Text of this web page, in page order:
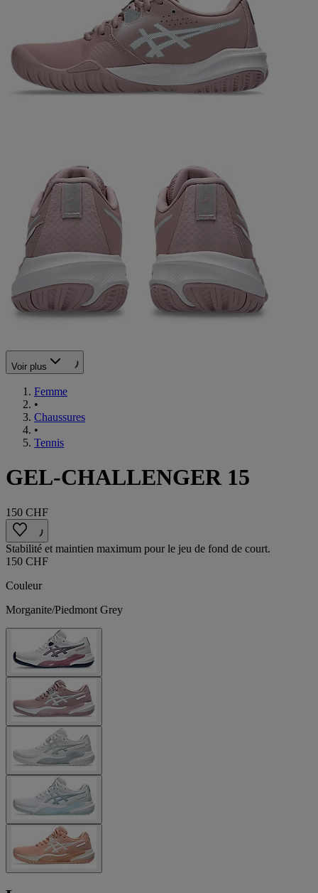
Voir plus
Femme
•
Chaussures
•
Tennis
GEL-CHALLENGER 15
150 CHF
Stabilité et maintien maximum pour le jeu de fond de court.
150 CHF
Couleur
Morganite/Piedmont Grey